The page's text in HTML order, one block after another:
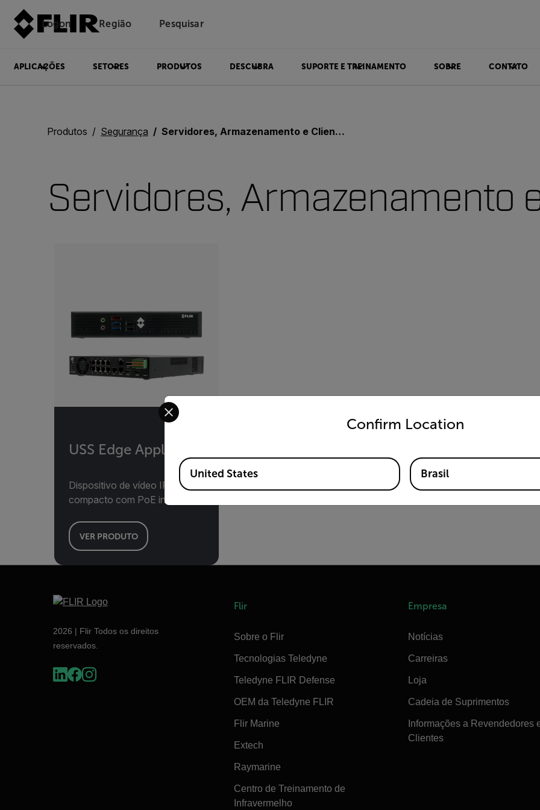
Logon Região Pesquisar
APLICAÇÕES SETORES PRODUTOS DESCUBRA SUPORTE E TREINAMENTO SOBRE CONTATO
Produtos Segurança Servidores, Armazenamento e Clientes
Servidores, Armazenamento
USS Edge Appliance
Dispositivo de vídeo IP
compacto com PoE integrado
VER PRODUTO
2026 | Flir Todos os direitos
reservados.
Flir
Sobre o Flir
Tecnologias Teledyne
Teledyne FLIR Defense
OEM da Teledyne FLIR
Flir Marine
Extech
Raymarine
Centro de Treinamento de
Infravermelho
Empresa
Notícias
Carreiras
Loja
Cadeia de Suprimentos
Informações a Revendedores
Clientes
Confirm Location
Select your preferred country and language from the options below to access the
Available Locations
United States Brasil